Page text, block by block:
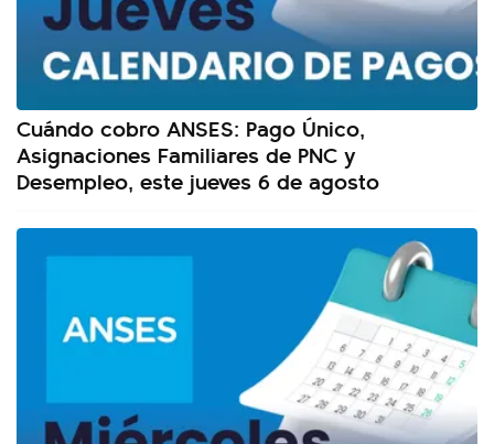
Cuándo cobro ANSES: Pago Único,
Asignaciones Familiares de PNC y
Desempleo, este jueves 6 de agosto